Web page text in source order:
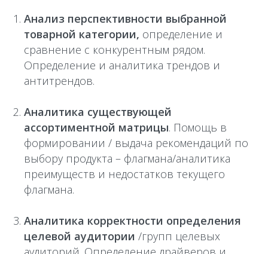
Анализ перспективности выбранной
товарной категории, определение и
сравнение с конкурентным рядом.
Определение и аналитика трендов и
антитрендов.
Аналитика существующей
ассортиментной матрицы. Помощь в
формировании / выдача рекомендаций по
выбору продукта – флагмана/аналитика
преимуществ и недостатков текущего
флагмана.
Аналитика корректности определения
целевой аудитории /групп целевых